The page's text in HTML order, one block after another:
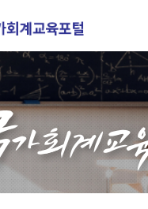
가 새롭게 개편되었습니다.
세재정연구원홈페이지가 새롭